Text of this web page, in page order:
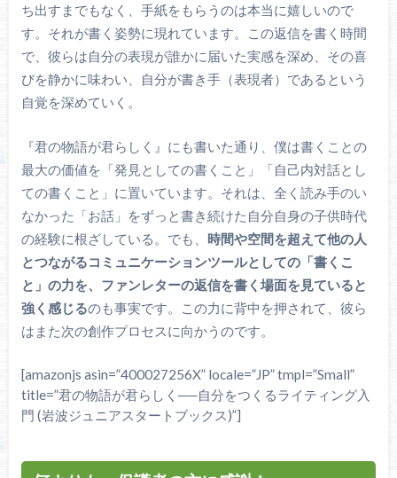
ち出すまでもなく、手紙をもらうのは本当に嬉しいので
す。それが書く姿勢に現れています。この返信を書く時間
で、彼らは自分の表現が誰かに届いた実感を深め、その喜
びを静かに味わい、自分が書き手（表現者）であるという
自覚を深めていく。
『君の物語が君らしく』にも書いた通り、僕は書くことの
最大の価値を「発見としての書くこと」「自己内対話とし
ての書くこと」に置いています。それは、全く読み手のい
なかった「お話」をずっと書き続けた自分自身の子供時代
の経験に根ざしている。でも、 時間や空間を超えて他の人
とつながるコミュニケーションツールとしての「書くこ
と」の力を、ファンレターの返信を書く場面を見ていると
強く感じるのも事実です。この力に背中を押されて、彼ら
はまた次の創作プロセスに向かうのです。
[amazonjs asin=”400027256X” locale=”JP” tmpl=”Small”
title=”君の物語が君らしく──自分をつくるライティング入
門 (岩波ジュニアスタートブックス)”]